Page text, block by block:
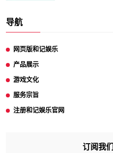
导航
网页版和记娱乐
产品展示
游戏文化
服务宗旨
注册和记娱乐官网
订阅我